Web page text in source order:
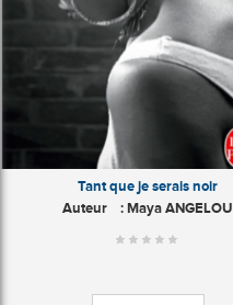
Tant que je serais noir
Auteur : Maya ANGELOU